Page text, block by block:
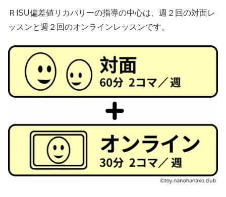
ＲISU偏差値リカバリーの指導の中心は、週２回の対面レ
ッスンと週２回のオンラインレッスンです。